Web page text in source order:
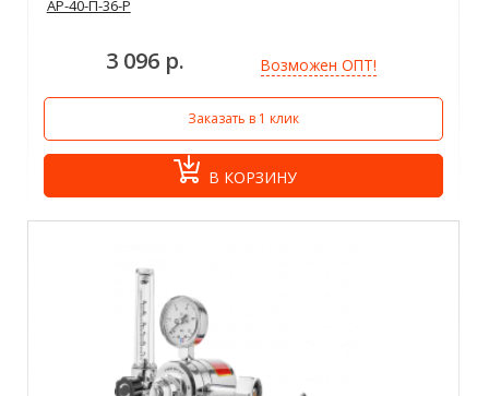
АР-40-П-36-Р
3 096 р. Возможен ОПТ!
Заказать в 1 клик
В КОРЗИНУ